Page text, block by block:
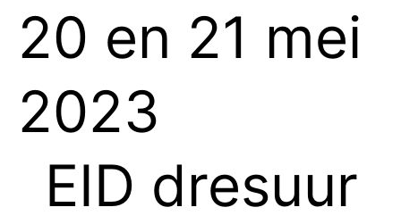
20 en 21 mei
2023
EID dresuur